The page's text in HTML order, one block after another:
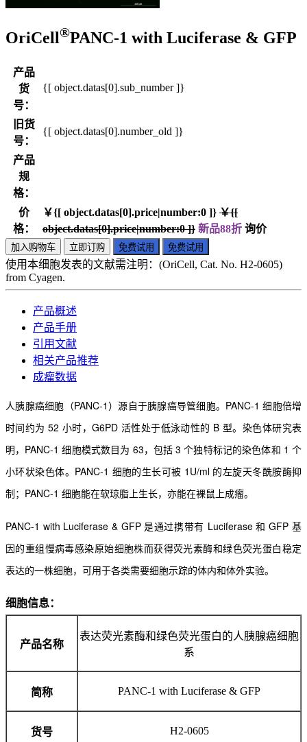
OriCell®PANC-1 with Luciferase & GFP
产品
货
号：
{[ object.datas[0].sub_number ]}
旧货
号：
{[ object.datas[0].number_old ]}
产品
规
格：
价
格：
￥{[ object.datas[0].price|number:0 ]} ￥{[
object.datas[0].price|number:0 ]} 新品88折 询价
加入购物车 立即订购 免费试用 免费试用
使用本细胞发表的文献需注明：(OriCell, Cat. No. H2-0605)
from Cyagen.
产品概述
产品手册
引用文献
相关产品推荐
成瘤数据
人胰腺癌细胞（PANC-1）源自于胰腺癌导管细胞。PANC-1 细胞倍增
时间约为 52 小时，G6PD 活性处于低泳动性的 B 型。染色体研究表
明，PANC-1 细胞模式数目为 63，包括 3 个独特标记的染色体和 1 个
小环状染色体。PANC-1 细胞的生长可被 1U/ml 的左旋天冬酰胺酶抑
制；PANC-1 细胞能在软琼脂上生长， 亦能在裸鼠上成瘤。
PANC-1 with Luciferase & GFP 是通过携带有 Luciferase 和 GFP 基
因的重组慢病毒感染原始细胞株而获得荧光素酶和绿色荧光蛋白稳定
表达的一株细胞，可用于各类需要细胞示踪的体内和体外实验。
细胞信息：
产品名称
表达荧光素酶和绿色荧光蛋白的人胰腺癌细胞
系
简称 PANC-1 with Luciferase & GFP
货号 H2-0605